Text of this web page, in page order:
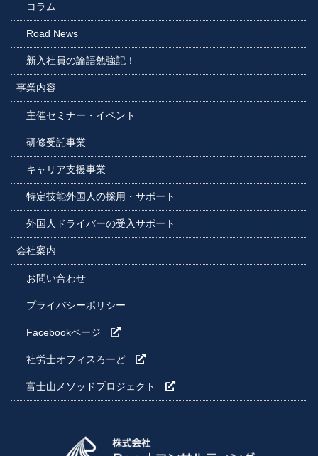
コラム
Road News
新入社員の論語勉強記！
事業内容
主催セミナー・イベント
研修受託事業
キャリア支援事業
特定技能外国人の採用・サポート
外国人ドライバーの受入サポート
会社案内
お問い合わせ
プライバシーポリシー
Facebookページ
社労士オフィスろーど
富士山メソッドプロジェクト